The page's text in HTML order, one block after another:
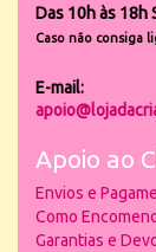
Das 10h às 18h
Caso não consiga
E-mail:
Apoio ao
Envios e
Como
Garantias e